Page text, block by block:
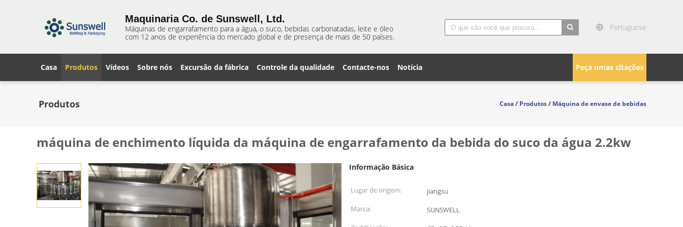
Maquinaria Co. de Sunswell, Ltd.
Máquinas de engarrafamento para a água, o suco, bebidas carbonatadas, leite e óleo
com 12 anos de experiência do mercado global e de presença de mais de 50 países.
Portuguese
Peça umas citações
Casa Produtos Vídeos Sobre nós Excursão da fábrica Controle da qualidade Contacte-nos Notícia
Produtos Casa/Produtos/Máquina de envase de bebidas
máquina de enchimento líquida da máquina de engarrafamento da bebida do suco da água 2.2kw
Informação Básica
Lugar de origem:
jiangsu
Marca:
SUNSWELL